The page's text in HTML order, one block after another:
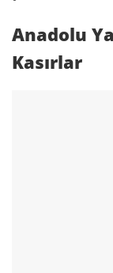
Anadolu
Kasırlar